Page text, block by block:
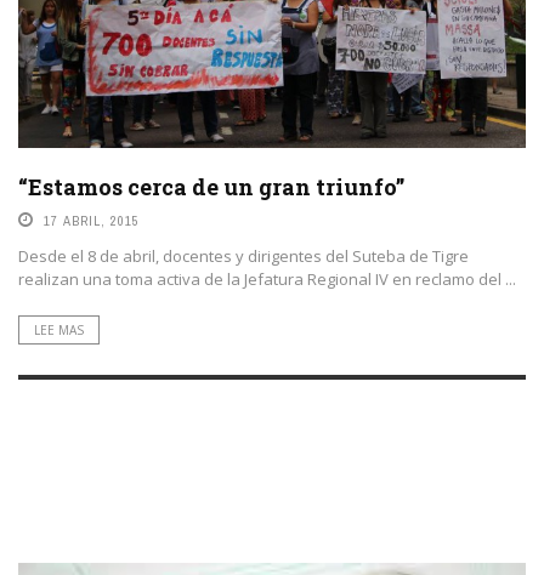
“Estamos cerca de un gran triunfo”
17 ABRIL, 2015
Desde el 8 de abril, docentes y dirigentes del Suteba de Tigre
realizan una toma activa de la Jefatura Regional IV en reclamo del ...
LEE MAS